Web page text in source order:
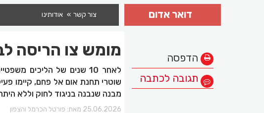
צור קשר אודותינו דואר אדום
הדפסה
תגובה לכתבה
מומש צו הריסה
לאחר 10 שנים של הליכים
שוטרי תחנת אום אל פחם, קיימו
מבנה שנבנה בניגוד לחוק וללא
25.06.2026 מאת: פורטל הכרמל והצפון